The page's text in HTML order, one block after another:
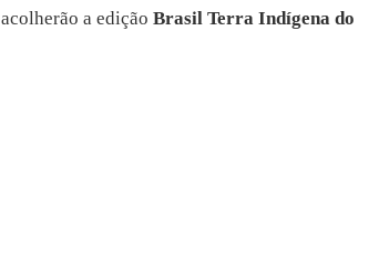
a edição Brasil Terra Indígena do